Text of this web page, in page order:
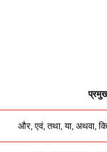
और, एवं, तथा, या, अथवा,